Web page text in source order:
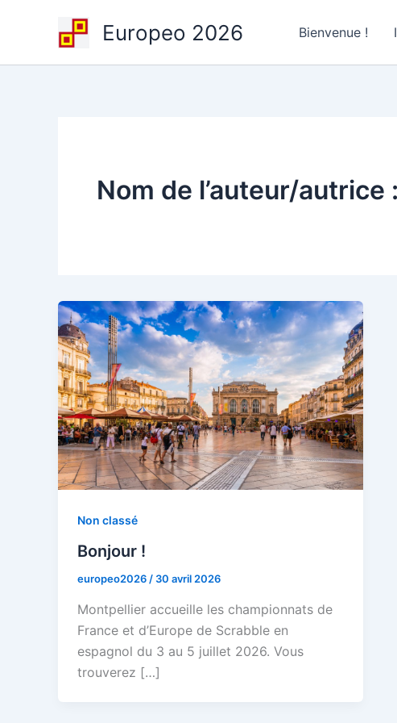
Europeo 2026 Bienvenue !
Nom de l’auteur/
Non classé
Bonjour !
europeo2026/ 30 avril 2026
Montpellier accueille les championnats de
France et d’Europe de Scrabble en
espagnol du 3 au 5 juillet 2026. Vous
trouverez […]